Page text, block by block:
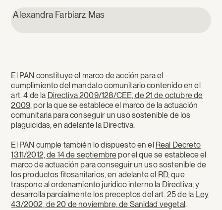
El PAN constituye el marco de acción para el
cumplimiento del mandato comunitario contenido en el
art. 4 de la Directiva 2009/128/CEE, de 21 de octubre de
2009, por la que se establece el marco de la actuación
comunitaria para conseguir un uso sostenible de los
plaguicidas, en adelante la Directiva.
El PAN cumple también lo dispuesto en el Real Decreto
1311/2012, de 14 de septiembre por el que se establece el
marco de actuación para conseguir un uso sostenible de
los productos fitosanitarios, en adelante el RD, que
traspone al ordenamiento jurídico interno la Directiva, y
desarrolla parcialmente los preceptos del art. 25 de la Ley
43/2002, de 20 de noviembre, de Sanidad vegetal.
Alexandra Farbiarz Mas